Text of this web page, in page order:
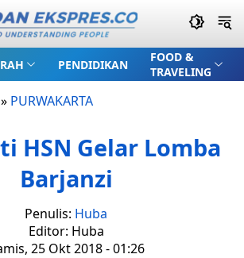
PENDIDIKAN
FOOD &
TRAVELING
» PURWAKARTA
HSN Gelar Lomba
Barjanzi
Penulis: Huba
Editor: Huba
25 Okt 2018 - 01:26